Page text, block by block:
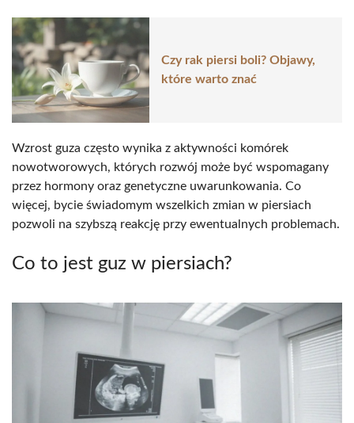
Czy rak piersi boli? Objawy,
które warto znać
Wzrost guza często wynika z aktywności komórek
nowotworowych, których rozwój może być wspomagany
przez hormony oraz genetyczne uwarunkowania. Co
więcej, bycie świadomym wszelkich zmian w piersiach
pozwoli na szybszą reakcję przy ewentualnych problemach.
Co to jest guz w piersiach?